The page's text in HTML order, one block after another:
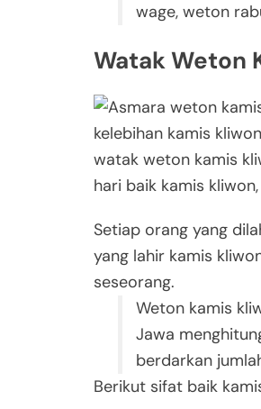
wage, weton
Watak Weton
Setiap orang yang
yang lahir kamis
seseorang.
Weton kamis
Jawa
berdarkan
Berikut sifat baik